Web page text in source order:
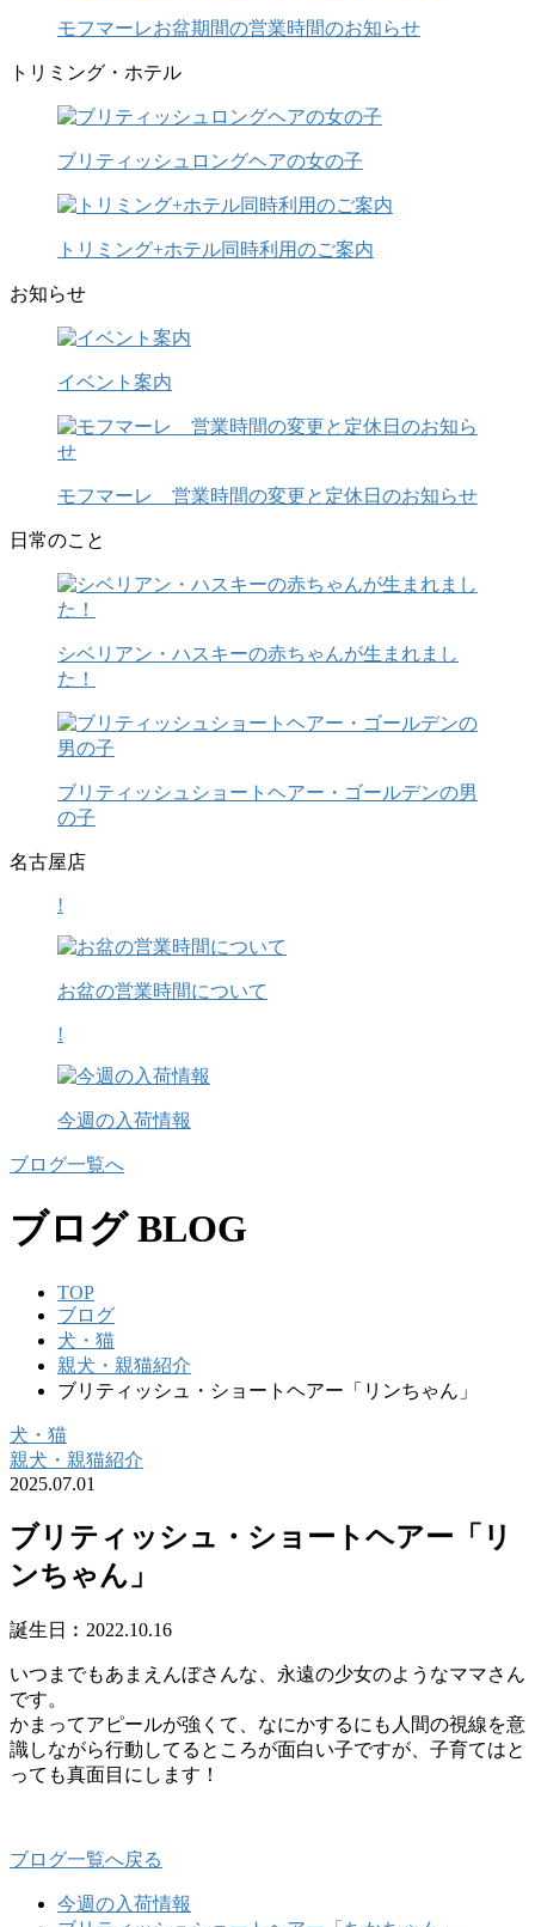
モフマーレお盆期間の営業時間のお知らせ
トリミング・ホテル
ブリティッシュロングヘアの女の子
トリミング+ホテル同時利用のご案内
お知らせ
イベント案内
モフマーレ 営業時間の変更と定休日のお知らせ
日常のこと
シベリアン・ハスキーの赤ちゃんが生まれまし
た！
ブリティッシュショートヘアー・ゴールデンの男
の子
名古屋店
!
お盆の営業時間について
!
今週の入荷情報
ブログ一覧へ
ブログ BLOG
TOP
ブログ
犬・猫
親犬・親猫紹介
ブリティッシュ・ショートヘアー「リンちゃん」
犬・猫
親犬・親猫紹介
2025.07.01
ブリティッシュ・ショートヘアー「リ
ンちゃん」
誕生日︰2022.10.16
いつまでもあまえんぼさんな、永遠の少女のようなママさん
です。
かまってアピールが強くて、なにかするにも人間の視線を意
識しながら行動してるところが面白い子ですが、子育てはと
っても真面目にします！
ブログ一覧へ戻る
今週の入荷情報